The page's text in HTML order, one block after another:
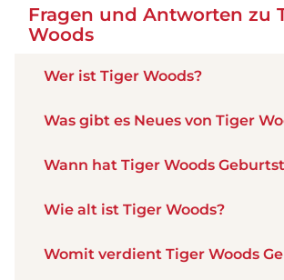
Fragen und Antworten zu
Woods
Wer ist Tiger Woods?
Was gibt es Neues von Tiger
Wann hat Tiger Woods
Wie alt ist Tiger Woods?
Womit verdient Tiger Woods